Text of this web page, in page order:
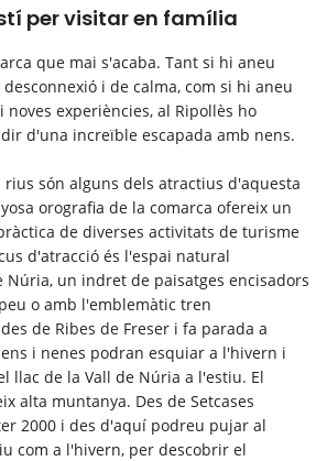
per visitar en família
que mai s'acaba. Tant si hi aneu
i de calma, com si hi aneu
experiències, al Ripollès ho
d'una increïble escapada amb nens.
són alguns dels atractius d'aquesta
orografia de la comarca ofereix un
de diverses activitats de turisme
d'atracció és l'espai natural
Núria, un indret de paisatges encisadors
o amb l'emblemàtic tren
de Ribes de Freser i fa parada a
i nenes podran esquiar a l'hivern i
llac de la Vall de Núria a l'estiu. El
alta muntanya. Des de Setcases
2000 i des d'aquí podreu pujar al
com a l'hivern, per descobrir el